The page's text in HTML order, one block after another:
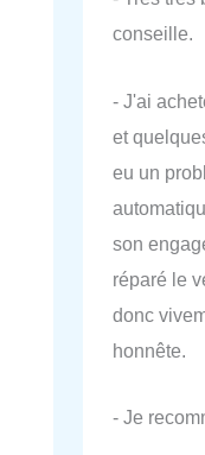
conseille.
- J'ai
et
eu un
son
réparé le
donc
honnête.
- Je